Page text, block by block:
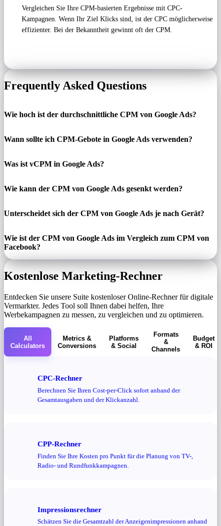
Vergleichen Sie Ihre CPM-basierten Ergebnisse mit CPC-
Kampagnen. Wenn Ihr Ziel Klicks sind, ist der CPC möglicherweise
effizienter. Bei der Bekanntheit gewinnt oft der CPM.
Frequently Asked Questions
Wie hoch ist der durchschnittliche CPM von Google Ads?
Wann sollte ich CPM-Gebote in Google Ads verwenden?
Was ist vCPM in Google Ads?
Wie kann der CPM von Google Ads gesenkt werden?
Unterscheidet sich der CPM von Google Ads je nach Gerät?
Wie ist der CPM von Google Ads im Vergleich zum CPM von
Facebook?
Kostenlose Marketing-Rechner
Entdecken Sie unsere Suite kostenloser Online-Rechner für digitale
Vermarkter. Jedes Tool soll Ihnen dabei helfen, Ihre
Werbekampagnen zu messen, zu vergleichen und zu optimieren.
All
Calculators
Metrics &
Conversions
Platforms
& Social
Formats
&
Channels
Budget
& ROI
CPC-Rechner
Berechnen Sie Ihren Cost-per-Click sofort anhand der
Gesamtausgaben und der Klickanzahl.
CPP-Rechner
Finden Sie Ihre Kosten pro Punkt für die Planung von TV-,
Radio- und Rundfunkkampagnen.
Impressionsrechner
Schätzen Sie die Gesamtzahl der Anzeigenimpressionen anhand